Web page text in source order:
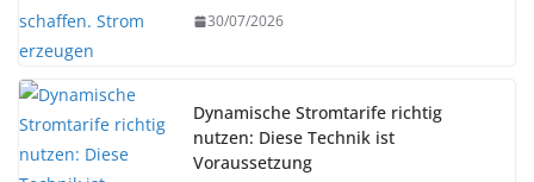
30/07/2026
Dynamische Stromtarife richtig
nutzen: Diese Technik ist
Voraussetzung